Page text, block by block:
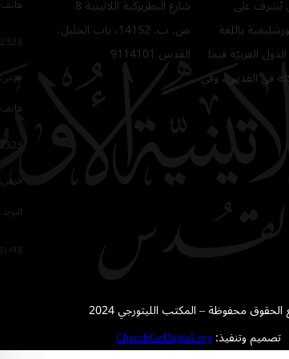
يُشرف على
باللغة
العربيّة فيما
في القدس، وفي
شارع البطريركية اللاتينية 8
ص. ب. 14152، باب الخليل،
القدس 9114101
فرعي: 464
هاتف
فرعي: 216
محفوظة – المكتب الليتورجي 2024
تصميم وتنفيذ:ChurchGoDigital.org